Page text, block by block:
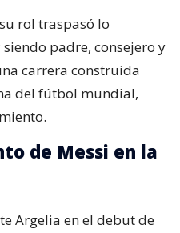
rol traspasó lo
padre, consejero y
carrera construida
del fútbol mundial,
de Messi en la
Argelia en el debut de